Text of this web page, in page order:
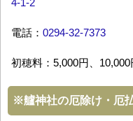
4-1-2
電話： 0294-32-7373
初穂料：5,000円、10,000
※艫神社の厄除け・厄